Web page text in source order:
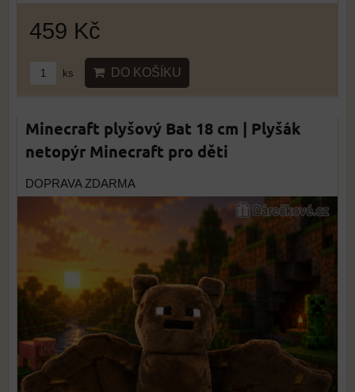
459 Kč
ks DO KOŠÍKU
Minecraft plyšový Bat 18 cm | Plyšák
netopýr Minecraft pro děti
DOPRAVA ZDARMA